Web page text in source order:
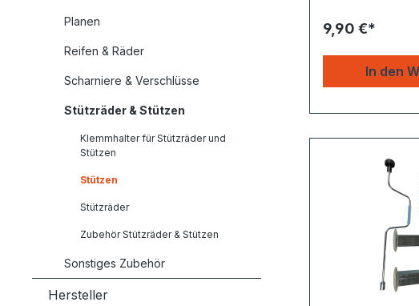
Planen
Reifen & Räder
Scharniere & Verschlüsse
Stützräder & Stützen
Klemmhalter für Stützräder und
Stützen
Stützen
Stützräder
Zubehör Stützräder & Stützen
Sonstiges Zubehör
Hersteller
9,90 €*
In den